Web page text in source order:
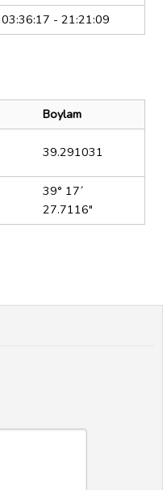
03:36:17 - 21:21:09
Boylam
39.291031
39° 17´
27.7116"